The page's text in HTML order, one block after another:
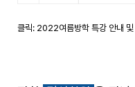
클릭: 2022여름방학 특강 안내 및